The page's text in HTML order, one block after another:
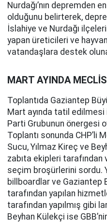
Nurdağı’nın depremden
olduğunu belirterek,
İslahiye ve Nurdağı
yapan üreticileri ve
vatandaşlara destek
MART AYINDA
Toplantıda Gaziantep
Mart ayında tatil
Parti Grubunun önergesi
Toplantı sonunda CHP’li
Sucu, Yılmaz Kireç ve
zabıta ekipleri tarafından
seçim broşürlerini sordu.
billboardlar ve Gaziantep
tarafından yapılan
tarafından yapılmış gibi
Beyhan Külekçi ise